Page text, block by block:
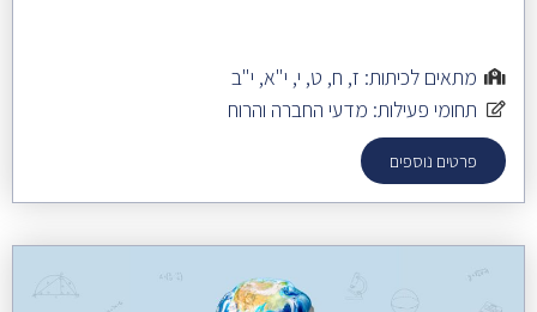
מתאים לכיתות: ז, ח, ט, י, י"א, י"ב
תחומי פעילות: מדעי החברה והרוח
פרטים נוספים